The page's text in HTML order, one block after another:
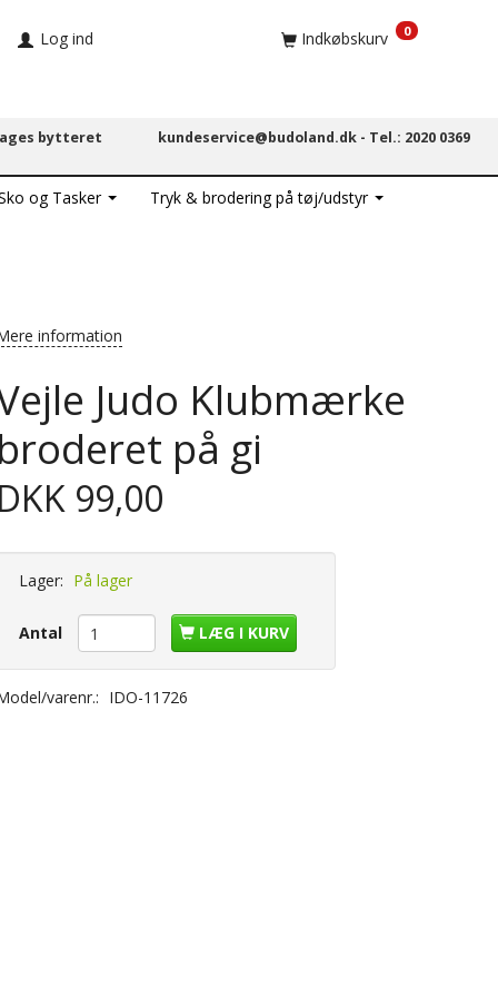
Log ind Indkøbskurv 0
bytteret kundeservice@budoland.dk - Tel.: 2020 0369
og Tasker Tryk & brodering på tøj/udstyr
information
Judo Klubmærke
på gi
99,00
Lager: På lager
Antal LÆG I KURV
varenr.: IDO-11726